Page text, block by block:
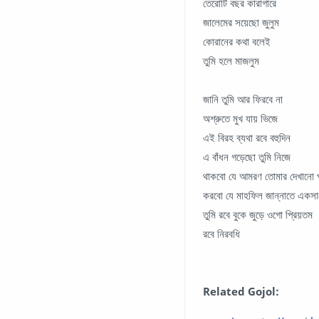
জালেমের সয়েছো জুলুম
কোরানের কথা বলেই
তুমি হলে মাজলুম
জানি তুমি আর ফিরবে না
অশ্রুতে মুখ যায় ভিজে
এই বিরহ ব্যথা রবে বহুদিন
এ বাঁধন গড়েছো তুমি নিজে
থাকবো যে আমরণ তোমার দেখানো
করবো যে মাহফিল জান্নাতে
তুমি রবে বুকে জুড়ে ওগো প্রিয়তম
রবে নিরবধি
Related Gojol: